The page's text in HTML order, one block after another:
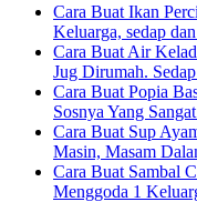
Cara Buat Ikan
Keluarga, sedap
Cara Buat Air
Jug Dirumah.
Cara Buat Popia
Sosnya Yang
Cara Buat Sup
Masin, Masam
Cara Buat Sambal
Menggoda 1